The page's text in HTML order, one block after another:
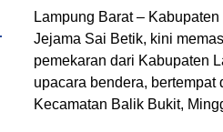
Lampung Barat –
Jejama Sai Betik, kini
pemekaran dari Kabupaten
upacara bendera,
Kecamatan Balik Bukit,